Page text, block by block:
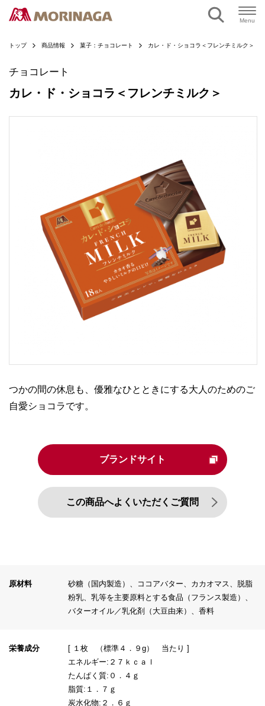
Menu
トップ 商品情報 菓子：チョコレート カレ・ド・ショコラ＜フレンチミルク＞
チョコレート
カレ・ド・ショコラ＜フレンチミルク＞
つかの間の休息も、優雅なひとときにする大人のためのご
自愛ショコラです。
ブランドサイト
この商品へよくいただくご質問
原材料
砂糖（国内製造）、ココアバター、カカオマス、脱脂
粉乳、乳等を主要原料とする食品（フランス製造）、
バターオイル／乳化剤（大豆由来）、香料
栄養成分
[ １枚 （標準４．９g） 当たり ]
エネルギー:２７ｋｃａｌ
たんぱく質:０．４ｇ
脂質:１．７ｇ
炭水化物:２．６ｇ